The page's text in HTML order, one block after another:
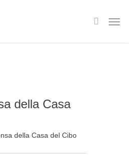
search
della Casa
della Casa del Cibo